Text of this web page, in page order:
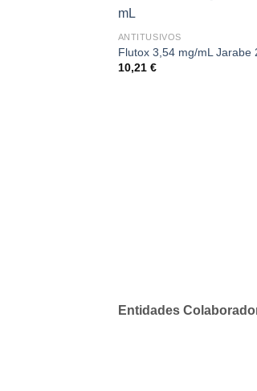
ANTITUSIVOS
Flutox 3,54 mg/mL Jarabe
10,21 €
Entidades